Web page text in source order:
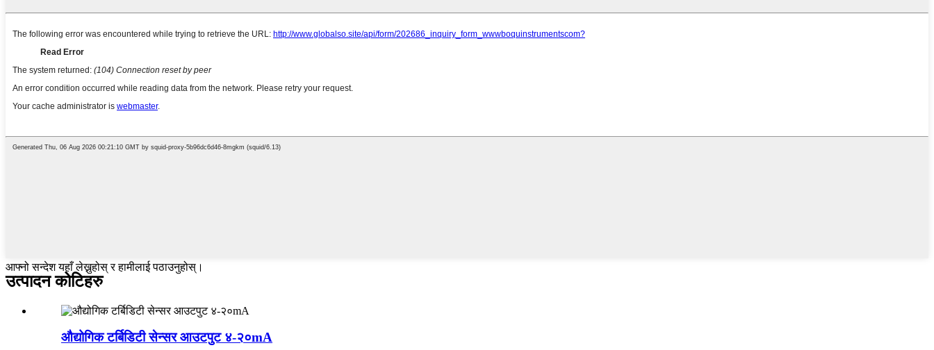
आफ्नो सन्देश यहाँ लेख्नुहोस् र हामीलाई पठाउनुहोस्।
उत्पादन कोटिहरु
औद्योगिक टर्बिडिटी सेन्सर आउटपुट ४-२०mA